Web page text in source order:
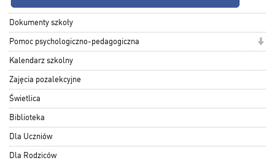
Dokumenty szkoły
Pomoc psychologiczno-pedagogiczna
Kalendarz szkolny
Zajęcia pozalekcyjne
Świetlica
Biblioteka
Dla Uczniów
Dla Rodziców